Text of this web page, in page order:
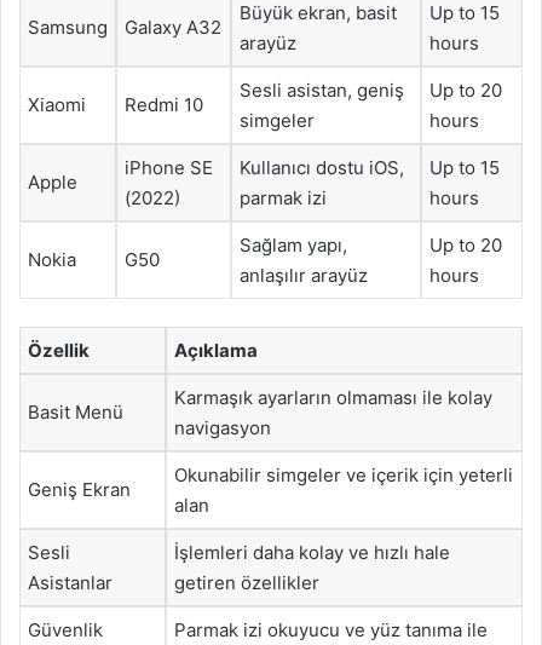
Samsung Galaxy A32
Büyük ekran, basit
arayüz
Up to 15
hours
Xiaomi Redmi 10
Sesli asistan, geniş
simgeler
Up to 20
hours
Apple
iPhone SE
(2022)
Kullanıcı dostu iOS,
parmak izi
Up to 15
hours
Nokia G50
Sağlam yapı,
anlaşılır arayüz
Up to 20
hours
Özellik Açıklama
Basit Menü
Karmaşık ayarların olmaması ile kolay
navigasyon
Geniş Ekran
Okunabilir simgeler ve içerik için yeterli
alan
Sesli
Asistanlar
İşlemleri daha kolay ve hızlı hale
getiren özellikler
Güvenlik
Parmak izi okuyucu ve yüz tanıma ile